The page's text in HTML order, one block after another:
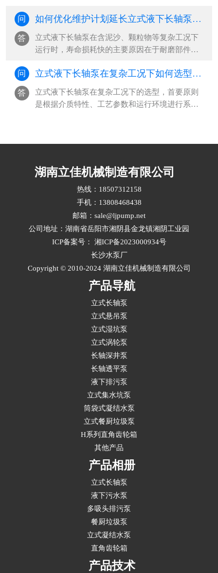
+智能分析+远程可视化”的工业物联网体系，通过
振动、液位、温度、电流等关键参数的24小时在
线监测，结合阈值报警与趋势预测，实现从被动
问 如何优化维护计划延长立式液下长轴泵寿命？
答
立式液下长轴泵在含泥沙、颗粒物等复杂工况下
运行时，寿命损耗快的主要原因在于‌耐磨部件磨
泵使用寿命，必须从“被动维修”转向“系统性预防
维护”，‌最有效的策略是建立基于工况特征的差异
化维护计划，结合关键参数监控与周期性干预，
实现寿命延长30%以上‌。···
问 立式液下长轴泵在复杂工况下如何选型？ ​
答
立式液下长轴泵在复杂工况下的选型，‌首要原则
是根据介质特性、工艺参数和运行环境进行系统
封结构和配套标准多维度综合评估立式液下长轴
泵选型。···
湖南立佳机械制造有限公司
热线：18507312158
手机：13808468438
邮箱：sale@ljpump.net
公司地址：湖南省岳阳市湘阴县金龙镇湘阴工业园
ICP备案号：
湘ICP备2023000934号
长沙水泵厂
Copyright © 2010-2024 湖南立佳机械制造有限公司
产品导航
立式长轴泵
立式悬吊泵
立式湿坑泵
立式涡轮泵
长轴深井泵
长轴透平泵
液下排污泵
立式集水坑泵
筒袋式凝结水泵
立式餐厨垃圾泵
H系列直角齿轮箱
其他产品
产品相册
立式长轴泵
液下污水泵
多吸头排污泵
餐厨垃圾泵
立式凝结水泵
直角齿轮箱
产品技术